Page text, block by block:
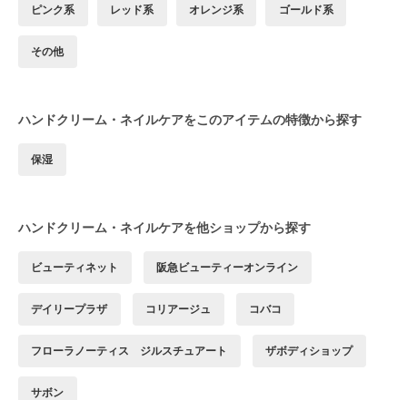
ピンク系 レッド系 オレンジ系 ゴールド系
その他
ハンドクリーム・ネイルケアをこのアイテムの特徴から探す
保湿
ハンドクリーム・ネイルケアを他ショップから探す
ビューティネット 阪急ビューティーオンライン
デイリープラザ コリアージュ コバコ
フローラノーティス ジルスチュアート ザボディショップ
サボン